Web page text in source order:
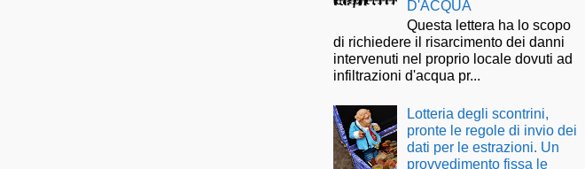
D'ACQUA
Questa lettera ha lo scopo
di richiedere il risarcimento dei danni
intervenuti nel proprio locale dovuti ad
infiltrazioni d'acqua pr...
Lotteria degli scontrini,
pronte le regole di invio dei
dati per le estrazioni. Un
provvedimento fissa le